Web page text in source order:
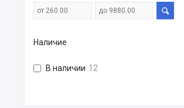
Наличие
В наличии 12